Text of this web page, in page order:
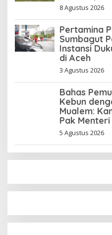
8 Agustus 2026
Pertamina
Sumbagut
Instansi
di Aceh
3 Agustus 2026
Bahas
Kebun
Mualem:
Pak Menteri
5 Agustus 2026